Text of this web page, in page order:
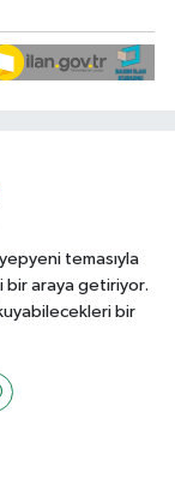
temasıyla
bir araya getiriyor.
bir